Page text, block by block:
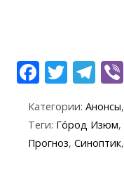
F
e
b
T
itt
er
T
e
gr
Категории: Анонсы,
Теги: Го́род Изюм,
Прогноз, Синоптик,